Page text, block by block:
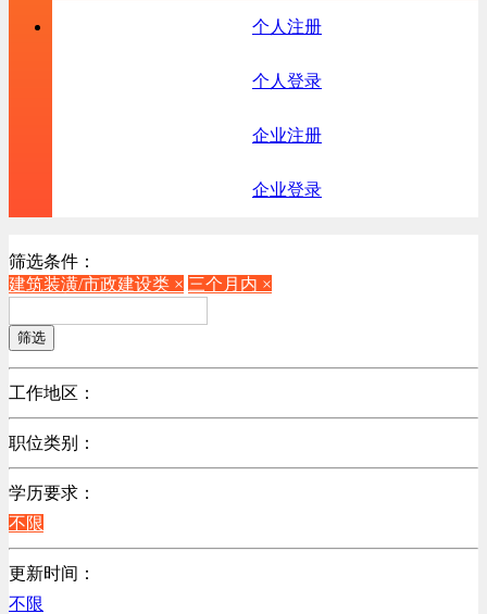
个人注册
个人登录
企业注册
企业登录
筛选条件：
建筑装潢/市政建设类 × 三个月内 ×
筛选
工作地区：
不限
职位类别：
不限
机械制造/仪器仪表类
计算机硬件类
销售管理类
计算机软件类
学历要求：
不限
更新时间：
不限